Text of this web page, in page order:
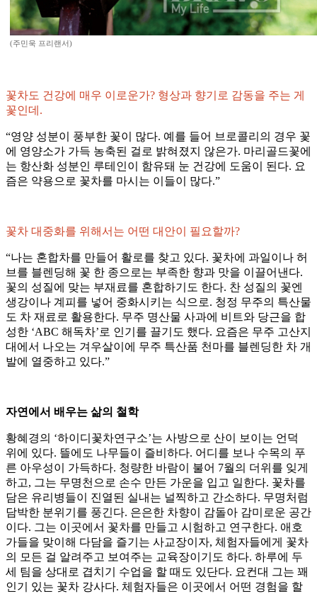
(주민욱 프리랜서)
꽃차도 건강에 매우 이로운가? 형상과 향기로 감동을 주는 게
꽃인데.
“영양 성분이 풍부한 꽃이 많다. 예를 들어 브로콜리의 경우 꽃
에 영양소가 가득 농축된 걸로 밝혀졌지 않은가. 마리골드꽃에
는 항산화 성분인 루테인이 함유돼 눈 건강에 도움이 된다. 요
즘은 약용으로 꽃차를 마시는 이들이 많다.”
꽃차 대중화를 위해서는 어떤 대안이 필요할까?
“나는 혼합차를 만들어 활로를 찾고 있다. 꽃차에 과일이나 허
브를 블렌딩해 꽃 한 종으로는 부족한 향과 맛을 이끌어낸다.
꽃의 성질에 맞는 부재료를 혼합하기도 한다. 찬 성질의 꽃엔
생강이나 계피를 넣어 중화시키는 식으로. 청정 무주의 특산물
도 차 재료로 활용한다. 무주 명산물 사과에 비트와 당근을 합
성한 ‘ABC 해독차’로 인기를 끌기도 했다. 요즘은 무주 고산지
대에서 나오는 겨우살이에 무주 특산품 천마를 블렌딩한 차 개
발에 열중하고 있다.”
자연에서 배우는 삶의 철학
황혜경의 ‘하이디꽃차연구소’는 사방으로 산이 보이는 언덕
위에 있다. 뜰에도 나무들이 즐비하다. 어디를 보나 수목의 푸
른 아우성이 가득하다. 청량한 바람이 불어 7월의 더위를 잊게
하고, 그는 무명천으로 손수 만든 가운을 입고 일한다. 꽃차를
담은 유리병들이 진열된 실내는 널찍하고 간소하다. 무명처럼
담박한 분위기를 풍긴다. 은은한 차향이 감돌아 감미로운 공간
이다. 그는 이곳에서 꽃차를 만들고 시험하고 연구한다. 애호
가들을 맞이해 다담을 즐기는 사교장이자, 체험자들에게 꽃차
의 모든 걸 알려주고 보여주는 교육장이기도 하다. 하루에 두
세 팀을 상대로 겹치기 수업을 할 때도 있단다. 요컨대 그는 꽤
인기 있는 꽃차 강사다. 체험자들은 이곳에서 어떤 경험을 할